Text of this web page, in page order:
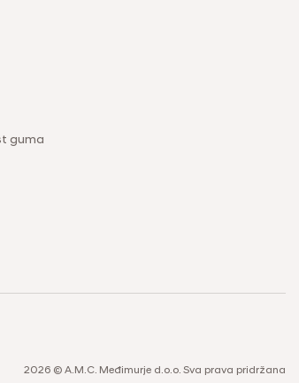
guma
2026 © A.M.C. Međimurje d.o.o. Sva prava pridržana